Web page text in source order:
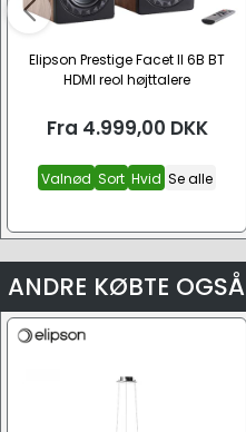
Elipson Prestige Facet II 6B BT
HDMI reol højttalere
Fra 4.999,00 DKK
Valnød Sort Hvid Se alle
ANDRE KØBTE OGSÅ